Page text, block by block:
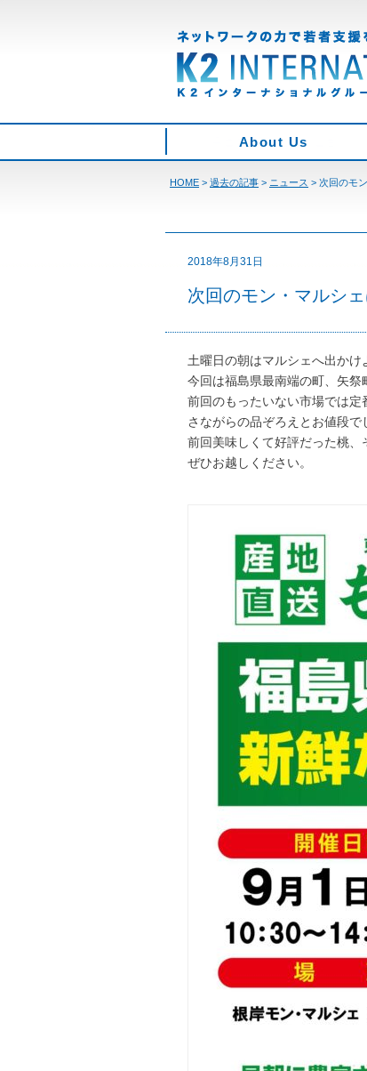
About Us
HOME > 過去の記事 > ニュース > 次回のモ
2018年8月31日
次回のモン・マルシェ
土曜日の朝はマルシェへ出かけ
今回は福島県最南端の町、矢祭
前回のもったいない市場では
さながらの品ぞろえとお値段で
前回美味しくて好評だった桃、
ぜひお越しください。